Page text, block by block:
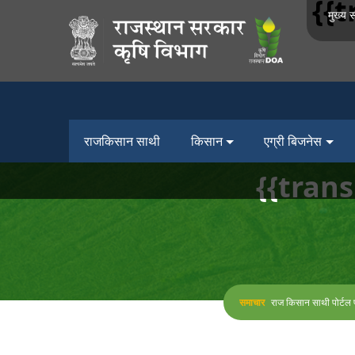
मुख्य
राजकिसान साथी किसान एग्री बिजनेस
समाचार राज किसान साथी